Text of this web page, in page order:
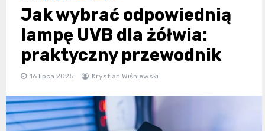
Jak wybrać odpowiednią
lampę UVB dla żółwia:
praktyczny przewodnik
16 lipca 2025 Krystian Wiśniewski